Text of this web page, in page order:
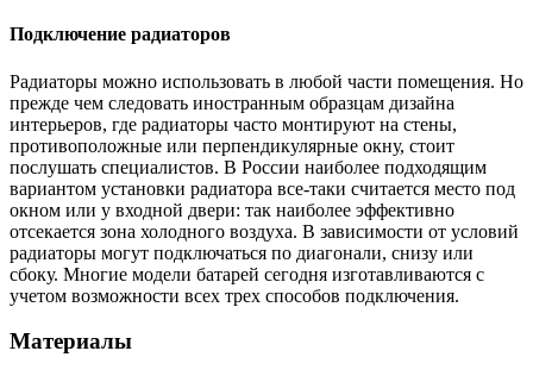
Подключение радиаторов
Радиаторы можно использовать в любой части помещения. Но
прежде чем следовать иностранным образцам дизайна
интерьеров, где радиаторы часто монтируют на стены,
противоположные или перпендикулярные окну, стоит
послушать специалистов. В России наиболее подходящим
вариантом установки радиатора все-таки считается место под
окном или у входной двери: так наиболее эффективно
отсекается зона холодного воздуха. В зависимости от условий
радиаторы могут подключаться по диагонали, снизу или
сбоку. Многие модели батарей сегодня изготавливаются с
учетом возможности всех трех способов подключения.
Материалы